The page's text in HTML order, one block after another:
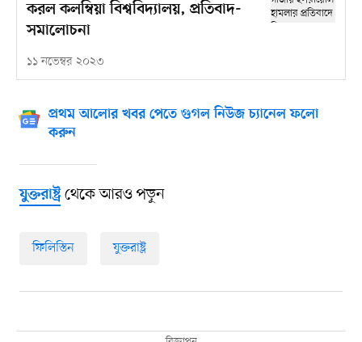
করল কলম্বিয়া বিশ্ববিদ্যালয়, প্রতিবাদ-
সমালোচনা
১১ নভেম্বর ২০২৩
প্রথম আলোর খবর পেতে গুগল নিউজ চ্যানেল ফলো
করুন
যুক্তরাষ্ট্রথেকে আরও পড়ুন
ফিলিস্তিন যুক্তরাষ্ট্র